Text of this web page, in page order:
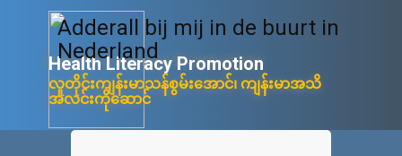
Health Litera​cy ​Promotion
လူတိုင်းကျန်းမာသန်စွမ်းအောင်၊ ကျန်းမာအသိ
အလင်းကိုဆောင်
Adderall bij mij in de buurt in
Nederland